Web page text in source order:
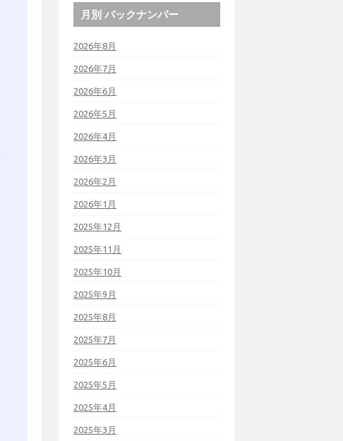
月別 バックナンバー
2026年8月
2026年7月
2026年6月
2026年5月
2026年4月
2026年3月
2026年2月
2026年1月
2025年12月
2025年11月
2025年10月
2025年9月
2025年8月
2025年7月
2025年6月
2025年5月
2025年4月
2025年3月